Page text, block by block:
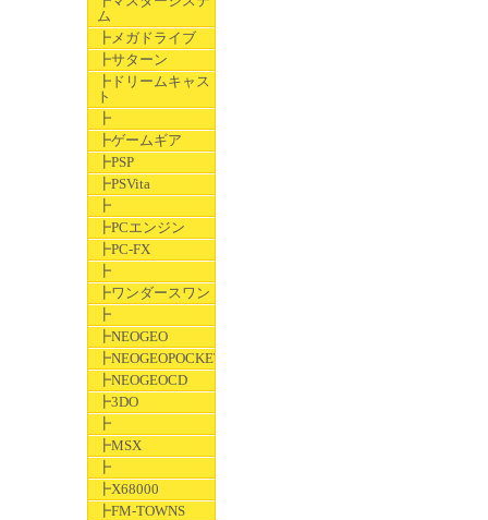
ム
┣メガドライブ
┣サターン
┣ドリームキャス
ト
┣
┣ゲームギア
┣PSP
┣PSVita
┣
┣PCエンジン
┣PC-FX
┣
┣ワンダースワン
┣
┣NEOGEO
┣NEOGEOPOCKET
┣NEOGEOCD
┣3DO
┣
┣MSX
┣
┣X68000
┣FM-TOWNS